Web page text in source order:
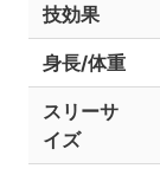
技効果
身長/体重
スリーサ
イズ